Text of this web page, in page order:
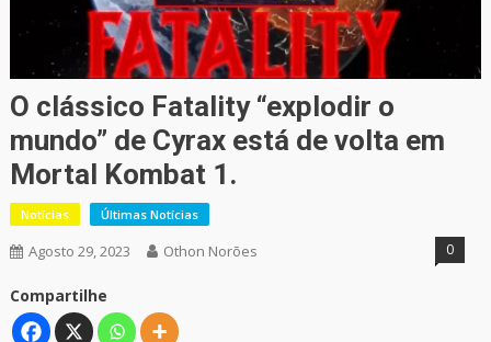
O clássico Fatality “explodir o
mundo” de Cyrax está de volta em
Mortal Kombat 1.
Notícias Últimas Notícias
Agosto 29, 2023 Othon Norões 0
Compartilhe